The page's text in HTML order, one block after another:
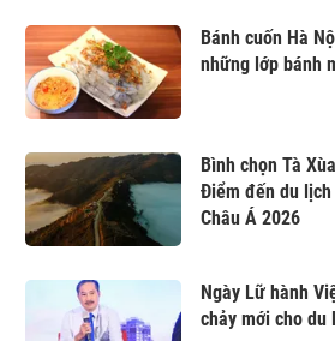
Bánh cuốn Hà
những lớp bánh
Bình chọn Tà
Điểm đến du
Châu Á 2026
Ngày Lữ hành
chảy mới cho du